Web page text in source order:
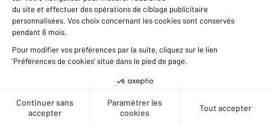
Créer une alerte
Pourquoi acheter votre bien avec un
agent immobilierCENTURY 21
Adamville?
Acheter un logement, qu'il s'agisse de son habitation
principale ou secondaire ou encore d'un investissement
locatif, est un acte impliquant qui requiert du temps, de